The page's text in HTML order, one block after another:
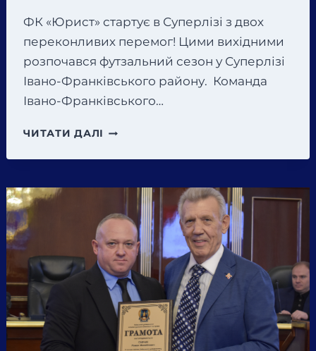
ФК «Юрист» стартує в Суперлізі з двох
переконливих перемог! Цими вихідними
розпочався футзальний сезон у Суперлізі
Івано-Франківського району. Команда
Івано-Франківського…
ЧИТАТИ ДАЛІ ФК
СТАРТУЄ
СУПЕРЛІЗІ
ДВОХ
ПЕРЕКОНЛИВИХ
ПЕРЕМОГ!